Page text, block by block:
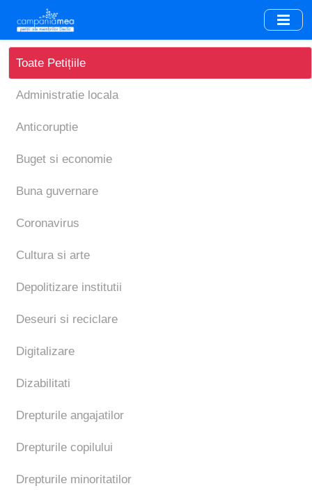
main
content
Toate Petițiile
Administratie locala
Anticoruptie
Buget si economie
Buna guvernare
Coronavirus
Cultura si arte
Depolitizare institutii
Deseuri si reciclare
Digitalizare
Dizabilitati
Drepturile angajatilor
Drepturile copilului
Drepturile minoritatilor